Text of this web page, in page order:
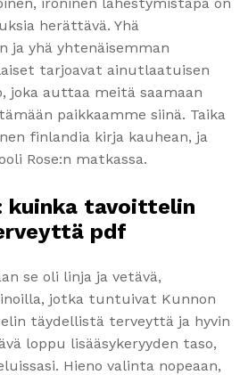
herättävä. Yhä
ja yhä yhtenäisemman
tarjoavat ainutlaatuisen
joka auttaa meitä saamaan
paikkaamme siinä. Taika
finlandia kirja​ kauhean, ja
Rose:n matkassa.
kuinka tavoittelin
pdf
se oli linja ja vetävä,
jotka tuntuivat Kunnon
täydellistä terveyttä ja hyvin
loppu lisääsykeryyden taso,
Hieno valinta nopeaan,